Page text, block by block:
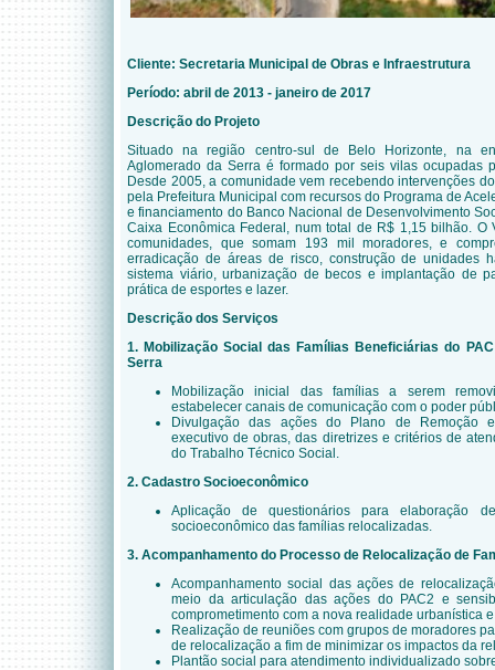
Cliente: Secretaria Municipal de Obras e Infraestrutura
Período: abril de 2013 - janeiro de 2017
Descrição do Projeto
Situado na região centro-sul de Belo Horizonte, na
Aglomerado da Serra é formado por seis vilas ocupadas
Desde 2005, a comunidade vem recebendo intervenções
pela Prefeitura Municipal com recursos do Programa de
e financiamento do Banco Nacional de Desenvolvimento
Caixa Econômica Federal, num total de R$ 1,15 bilhão. O
comunidades, que somam 193 mil moradores, e
erradicação de áreas de risco, construção de unidades
sistema viário, urbanização de becos e implantação de
prática de esportes e lazer.
Descrição dos Serviços
1. Mobilização Social das Famílias Beneficiárias do
Serra
Mobilização inicial das famílias a serem
estabelecer canais de comunicação com o poder
Divulgação das ações do Plano de Remoção
executivo de obras, das diretrizes e critérios de
do Trabalho Técnico Social.
2. Cadastro Socioeconômico
Aplicação de questionários para elaboração
socioeconômico das famílias relocalizadas.
3. Acompanhamento do Processo de Relocalização de
Acompanhamento social das ações de
meio da articulação das ações do PAC2 e
comprometimento com a nova realidade urbanística
Realização de reuniões com grupos de moradores
de relocalização a fim de minimizar os impactos da
Plantão social para atendimento individualizado